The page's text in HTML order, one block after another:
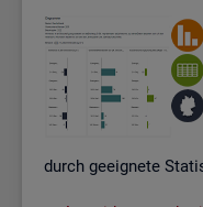
durch ge­eig­ne­te